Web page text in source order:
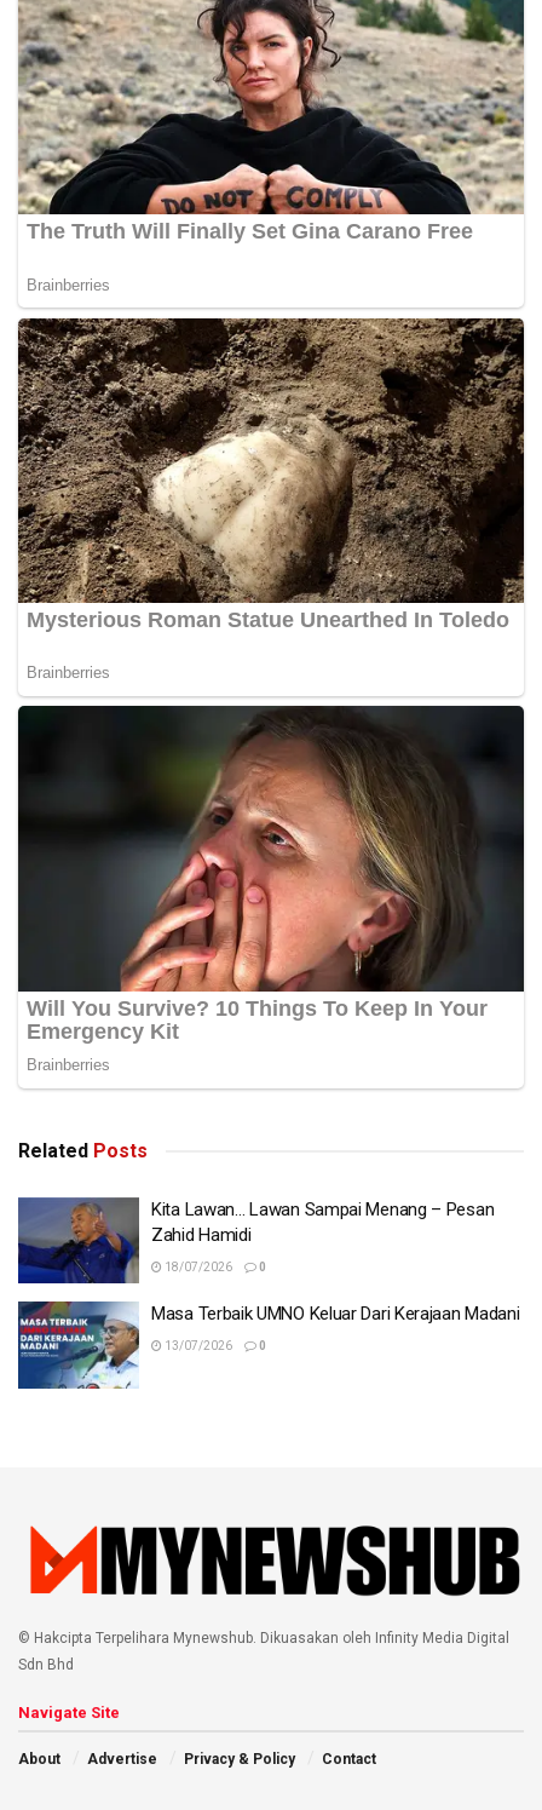
Related Posts
Kita Lawan… Lawan Sampai Menang – Pesan
Zahid Hamidi
18/07/2026 0
Masa Terbaik UMNO Keluar Dari Kerajaan Madani
13/07/2026 0
© Hakcipta Terpelihara Mynewshub. Dikuasakan oleh Infinity Media Digital
Sdn Bhd
Navigate Site
About Advertise Privacy & Policy Contact